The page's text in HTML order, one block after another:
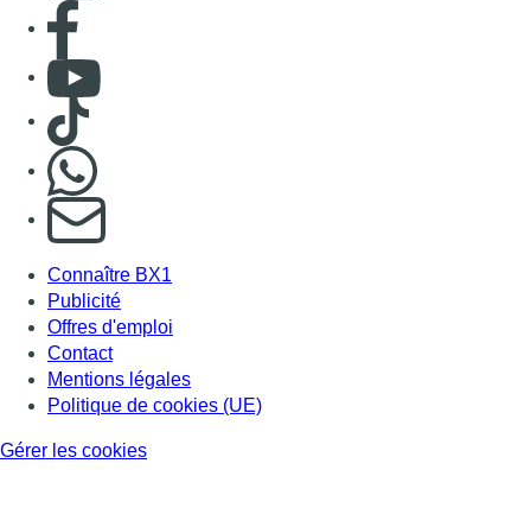
Consulter page Facebook
Consulter Youtube
Consulter TikTok
S'abonner à notre newsletter
Connaître BX1
Publicité
Offres d'emploi
Contact
Mentions légales
Politique de cookies (UE)
Gérer les cookies